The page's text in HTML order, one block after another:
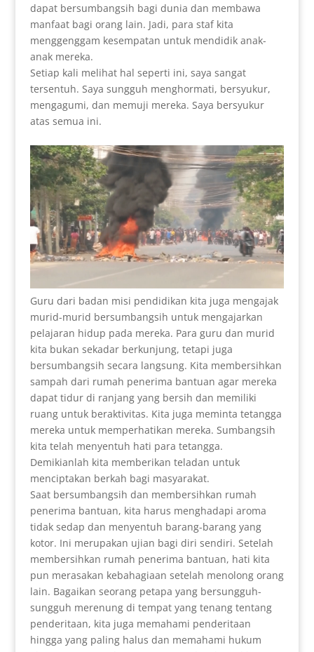
dapat bersumbangsih bagi dunia dan membawa
manfaat bagi orang lain. Jadi, para staf kita
menggenggam kesempatan untuk mendidik anak-
anak mereka.
Setiap kali melihat hal seperti ini, saya sangat
tersentuh. Saya sungguh menghormati, bersyukur,
mengagumi, dan memuji mereka. Saya bersyukur
atas semua ini.
Guru dari badan misi pendidikan kita juga mengajak
murid-murid bersumbangsih untuk mengajarkan
pelajaran hidup pada mereka. Para guru dan murid
kita bukan sekadar berkunjung, tetapi juga
bersumbangsih secara langsung. Kita membersihkan
sampah dari rumah penerima bantuan agar mereka
dapat tidur di ranjang yang bersih dan memiliki
ruang untuk beraktivitas. Kita juga meminta tetangga
mereka untuk memperhatikan mereka. Sumbangsih
kita telah menyentuh hati para tetangga.
Demikianlah kita memberikan teladan untuk
menciptakan berkah bagi masyarakat.
Saat bersumbangsih dan membersihkan rumah
penerima bantuan, kita harus menghadapi aroma
tidak sedap dan menyentuh barang-barang yang
kotor. Ini merupakan ujian bagi diri sendiri. Setelah
membersihkan rumah penerima bantuan, hati kita
pun merasakan kebahagiaan setelah menolong orang
lain. Bagaikan seorang petapa yang bersungguh-
sungguh merenung di tempat yang tenang tentang
penderitaan, kita juga memahami penderitaan
hingga yang paling halus dan memahami hukum